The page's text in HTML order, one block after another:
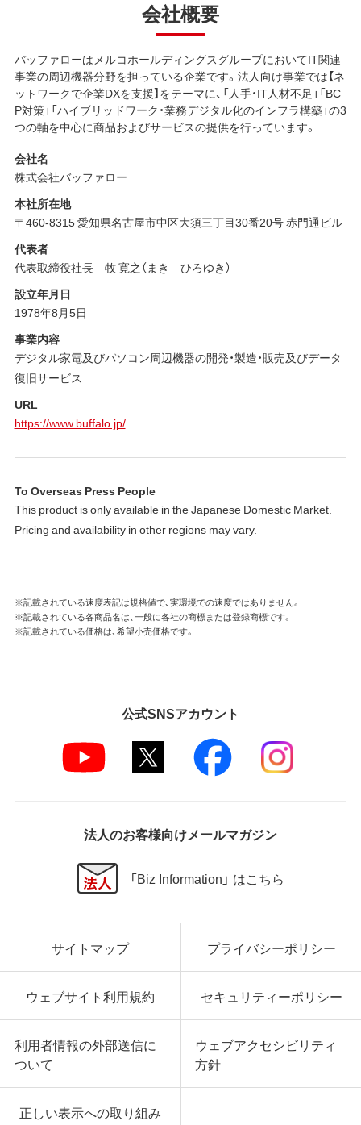
会社概要
バッファローはメルコホールディングスグループにおいてIT関連
事業の周辺機器分野を担っている企業です。法人向け事業では【ネ
ットワークで企業DXを支援】をテーマに、「人手・IT人材不足」「BC
P対策」「ハイブリッドワーク・業務デジタル化のインフラ構築」の3
つの軸を中心に商品およびサービスの提供を行っています。
会社名
株式会社バッファロー
本社所在地
〒460-8315 愛知県名古屋市中区大須三丁目30番20号 赤門通ビル
代表者
代表取締役社長 牧 寛之（まき ひろゆき）
設立年月日
1978年8月5日
事業内容
デジタル家電及びパソコン周辺機器の開発・製造・販売及びデータ
復旧サービス
URL
https://www.buffalo.jp/
To Overseas Press People
This product is only available in the Japanese Domestic Market.
Pricing and availability in other regions may vary.
※記載されている速度表記は規格値で、実環境での速度ではありません。
※記載されている各商品名は、一般に各社の商標または登録商標です。
※記載されている価格は、希望小売価格です。
公式SNSアカウント
法人のお客様向けメールマガジン
「Biz Information」 はこちら
サイトマップ プライバシーポリシー
ウェブサイト利用規約 セキュリティーポリシー
利用者情報の外部送信に
ついて
ウェブアクセシビリティ
方針
正しい表示への取り組み